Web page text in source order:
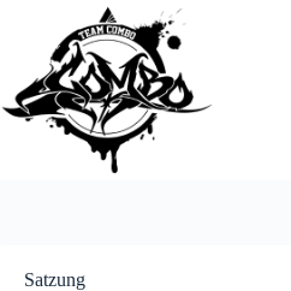
springen
Satzung